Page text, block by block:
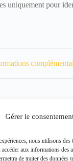
Gérer le
nous utilisons des
aux informations des
de traiter des données
uniquement pour
58 kg
- ALL PARTS